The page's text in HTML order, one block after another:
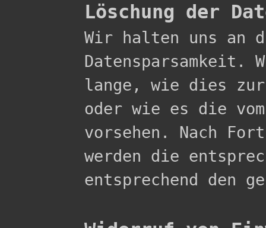
Löschung der
Wir halten uns an
Datensparsamkeit.
lange, wie dies
oder wie es die
vorsehen. Nach
werden die
entsprechend den